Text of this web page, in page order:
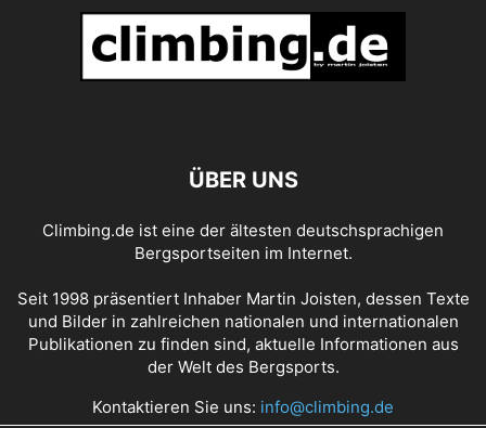
ÜBER UNS
Climbing.de ist eine der ältesten deutschsprachigen
Bergsportseiten im Internet.
Seit 1998 präsentiert Inhaber Martin Joisten, dessen Texte
und Bilder in zahlreichen nationalen und internationalen
Publikationen zu finden sind, aktuelle Informationen aus
der Welt des Bergsports.
Kontaktieren Sie uns: info@climbing.de